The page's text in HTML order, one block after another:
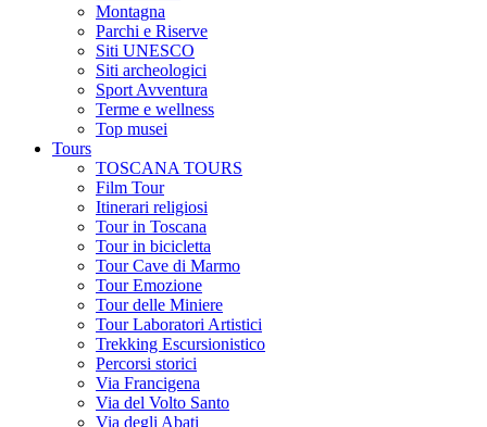
Montagna
Parchi e Riserve
Siti UNESCO
Siti archeologici
Sport Avventura
Terme e wellness
Top musei
Tours
TOSCANA TOURS
Film Tour
Itinerari religiosi
Tour in Toscana
Tour in bicicletta
Tour Cave di Marmo
Tour Emozione
Tour delle Miniere
Tour Laboratori Artistici
Trekking Escursionistico
Percorsi storici
Via Francigena
Via del Volto Santo
Via degli Abati